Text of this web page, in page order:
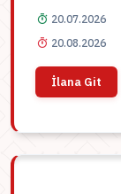
20.07.2026
20.08.2026
İlana Git